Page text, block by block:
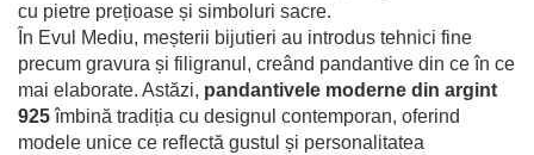
cu pietre prețioase și simboluri sacre.
În Evul Mediu, meșterii bijutieri au introdus tehnici fine
precum gravura și filigranul, creând pandantive din ce în ce
mai elaborate. Astăzi, pandantivele moderne din argint
925îmbină tradiția cu designul contemporan, oferind
modele unice ce reflectă gustul și personalitatea